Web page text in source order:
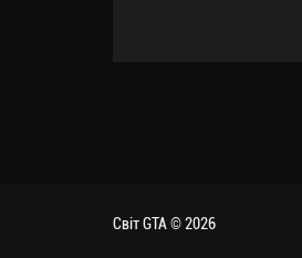
Світ GTA © 2026